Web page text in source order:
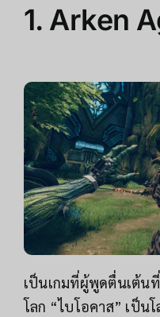
1. Arken
เป็นเกมที่ผู้พูดตื่นเต้น
โลก “ไบโอคาส” เป็น